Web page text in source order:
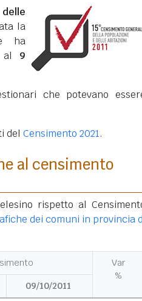
la
ha
al 9
che potevano
del Censimento 2021.
al censimento
rispetto al
dei comuni in provincia
Var
%
09/10/2011